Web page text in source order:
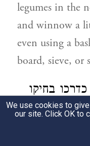
legumes in the
and winnow a
even using a
board, sieve, or
בחיקו
ביום) (המגיד
ולא
We use cookies to
our site. Click OK to